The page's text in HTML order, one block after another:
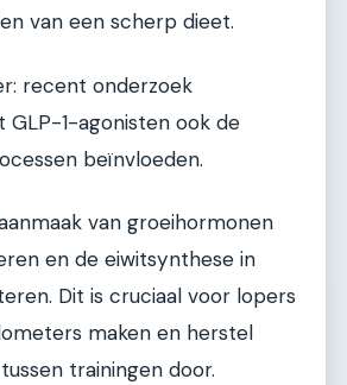
van een scherp dieet.
recent onderzoek
GLP-1-agonisten ook de
beïnvloeden.
van groeihormonen
en de eiwitsynthese in
Dit is cruciaal voor lopers
maken en herstel
trainingen door.